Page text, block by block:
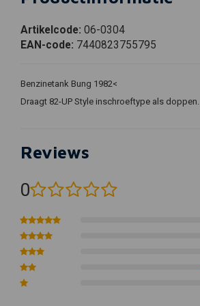
Artikelcode: 06-0304
EAN-code: 7440823755795
Benzinetank Bung 1982<
Draagt 82-UP Style inschroeftype als doppen.
Reviews
0